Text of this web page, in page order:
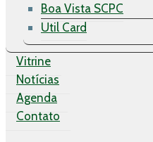
Boa Vista SCPC
Util Card
Vitrine
Notícias
Agenda
Contato